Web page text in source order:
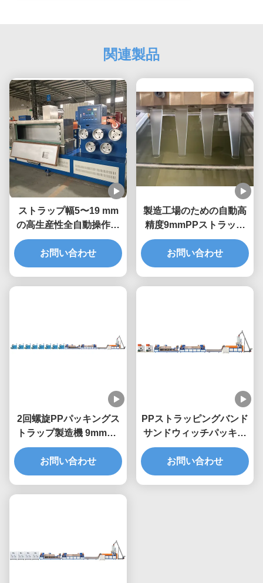
関連製品
ストラップ幅5〜19 mm
の高生産性全自動操作の
単軸PPストラップ製造機
お問い合わせ
製造工場のための自動高
精度9mmPPストラップ
生産ライン
お問い合わせ
2回螺旋PPパッキングス
トラップ製造機 9mmPP
ストラップエクストルー
ションマシン
お問い合わせ
PPストラッピングバンド
サンドウィッチパッキン
グベルト製作機械 4スト
ライプツインスクリュー
エクストルーダー
お問い合わせ